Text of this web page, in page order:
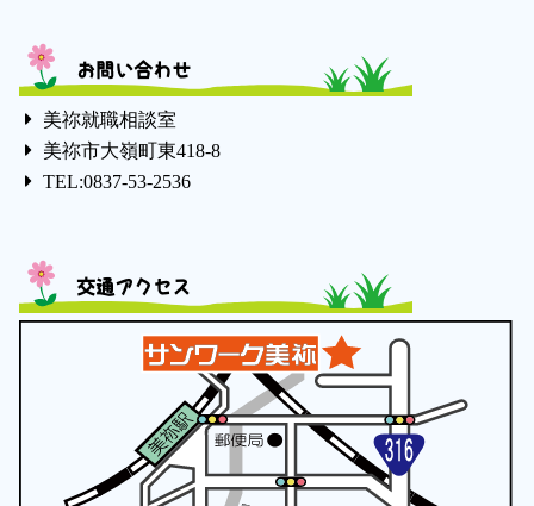
お問い合わせ
美祢就職相談室
美祢市大嶺町東418-8
TEL:0837-53-2536
交通アクセス